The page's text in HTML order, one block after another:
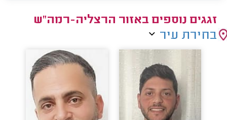
זגגים נוספים באזור הרצליה-רמה"ש
בחירת עיר